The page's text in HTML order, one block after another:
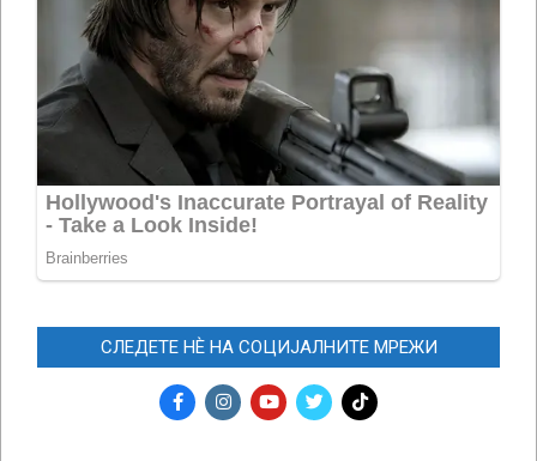
СЛЕДЕТЕ НЀ НА СОЦИЈАЛНИТЕ МРЕЖИ